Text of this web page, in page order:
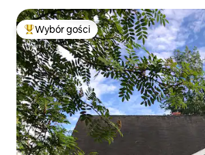
Najpopularniejsze z kategorii Wybór gości
Wybór gości